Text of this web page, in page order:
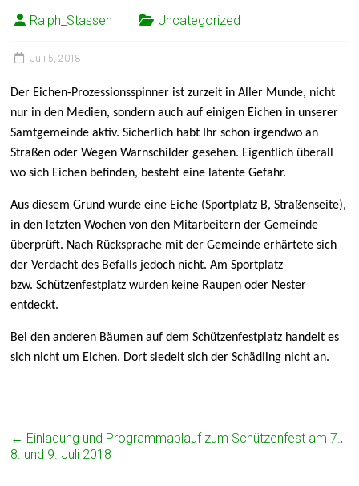
Ralph_Stassen Uncategorized
Juli 5, 2018
Der Eichen-Prozessionsspinner ist zurzeit in Aller Munde, nicht
nur in den Medien, sondern auch auf einigen Eichen in unserer
Samtgemeinde aktiv. Sicherlich habt Ihr schon irgendwo an
Straßen oder Wegen Warnschilder gesehen. Eigentlich überall
wo sich Eichen befinden, besteht eine latente Gefahr.
Aus diesem Grund wurde eine Eiche (Sportplatz B, Straßenseite),
in den letzten Wochen von den Mitarbeitern der Gemeinde
überprüft. Nach Rücksprache mit der Gemeinde erhärtete sich
der Verdacht des Befalls jedoch nicht. Am Sportplatz
bzw. Schützenfestplatz wurden keine Raupen oder Nester
entdeckt.
Bei den anderen Bäumen auf dem Schützenfestplatz handelt es
sich nicht um Eichen. Dort siedelt sich der Schädling nicht an.
← Einladung und Programmablauf zum Schützenfest am 7.,
8. und 9. Juli 2018